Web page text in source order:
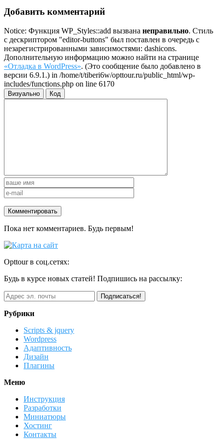
Добавить комментарий
Notice: Функция WP_Styles::add вызвана неправильно. Стиль
с дескриптором "editor-buttons" был поставлен в очередь с
незарегистрированными зависимостями: dashicons.
Дополнительную информацию можно найти на странице
«Отладка в WordPress». (Это сообщение было добавлено в
версии 6.9.1.) in /home/t/tiberi6w/opttour.ru/public_html/wp-
includes/functions.php on line 6170
Визуально Код
Пока нет комментариев. Будь первым!
Opttour в соц.сетях:
Будь в курсе новых статей! Подпишись на рассылку:
Рубрики
Scripts & jquery
Wordpress
Адаптивность
Дизайн
Плагины
Меню
Инструкция
Разработки
Миниатюры
Хостинг
Контакты